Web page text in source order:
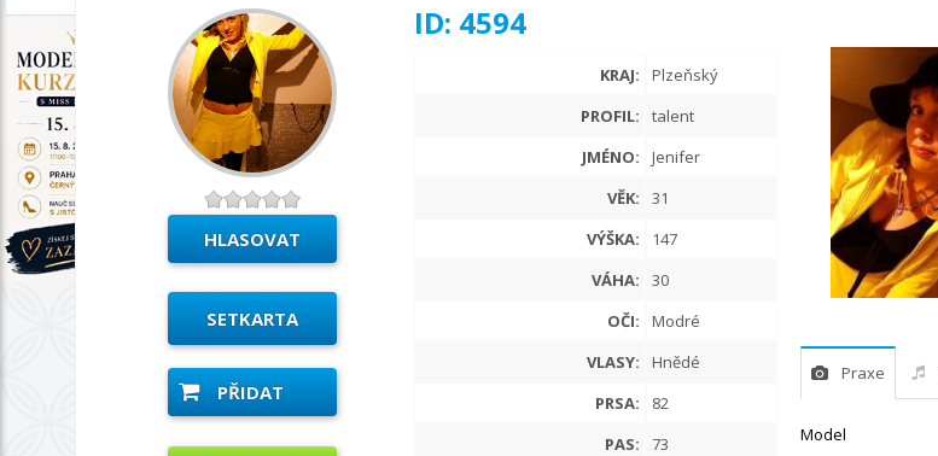
SETKARTA
PŘIDAT
ID: 4594
KRAJ:
Plzeňský
PROFIL:
talent
JMÉNO:
Jenifer
VĚK:
31
VÝŠKA:
147
VÁHA:
30
OČI:
Modré
VLASY:
Hnědé
PRSA:
82
PAS:
73
Praxe
Model